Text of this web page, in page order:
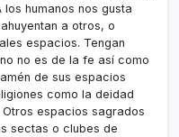
humanos nos gusta
a otros, o
espacios. Tengan
no es de la fe así­ como
de sus espacios
como la deidad
espacios sagrados
sectas o clubes de